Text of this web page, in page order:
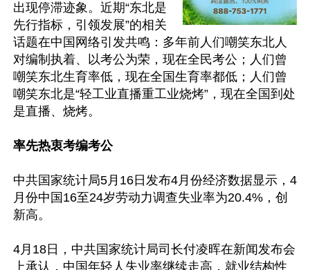
出现停滞迹象。近期“东北是
先行指标，引领发展”的相关
话题在中国网络引发共鸣：多年前人们嘲笑东北人
对编制执着、以考公为荣，现在全民考公；人们曾
嘲笑东北生育率低，现在全国生育率都低；人们曾
嘲笑东北是“轻工业直播重工业烧烤”，现在全国到处
是直播、烧烤。
率先热衷考编考公
中共国家统计局5月16日发布4月份经济数据显示，4
月份中国16至24岁劳动力调查失业率为20.4%，创
新高。
4月18日，中共国家统计局司长付凌晖在新闻发布会
上承认，中国年轻人失业率继续走高，就业结构性